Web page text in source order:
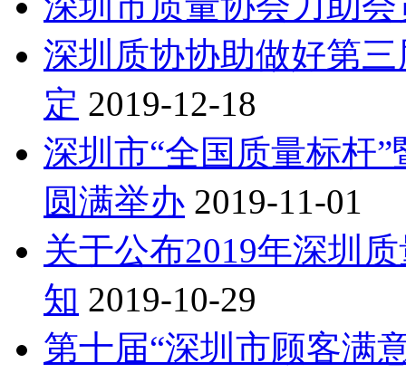
深圳质协协助做好第
定 2019-12-18
深圳市“全国质量标杆
圆满举办 2019-11-01
关于公布2019年深圳
知 2019-10-29
第十届“深圳市顾客满